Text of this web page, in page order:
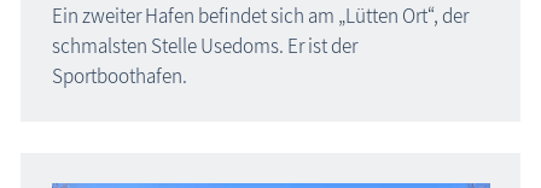
Ein zweiter Hafen befindet sich am „Lütten Ort“, der
schmalsten Stelle Usedoms. Er ist der
Sportboothafen.